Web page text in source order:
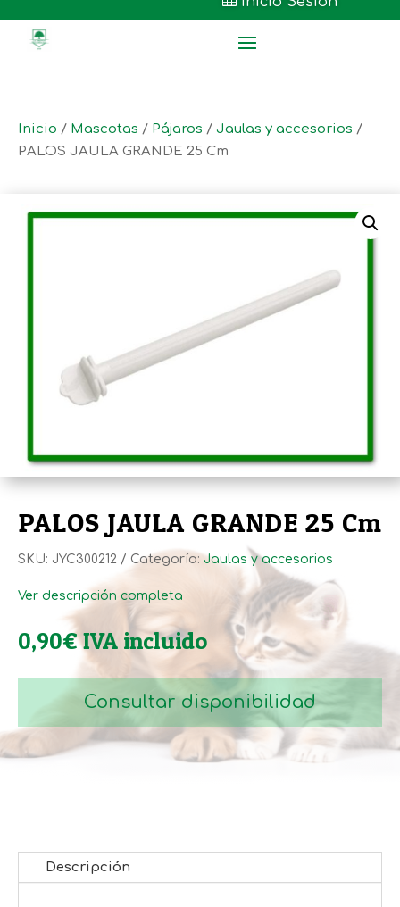
Inicio / Mascotas / Pájaros / Jaulas y accesorios /
PALOS JAULA GRANDE 25 Cm
PALOS JAULA GRANDE 25 Cm
SKU: JYC300212 Categoría:Jaulas y accesorios
Ver descripción completa
0,90€IVA incluido
Consultar disponibilidad
Descripción